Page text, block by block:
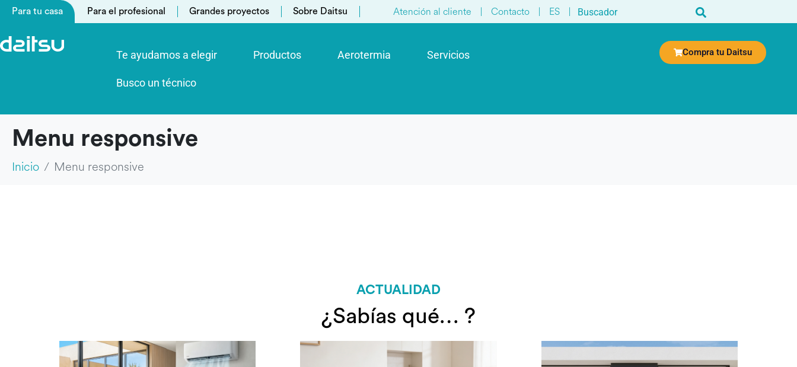
Para tu casa Para el profesional Grandes proyectos Sobre Daitsu Atención al cliente | Contacto | ES |
Te ayudamos a elegir Productos Aerotermia Servicios
Busco un técnico
Compra tu Daitsu
Menu responsive
Inicio Menu responsive
ACTUALIDAD
¿Sabías qué… ?